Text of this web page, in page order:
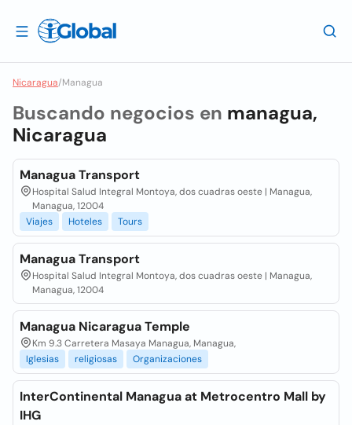
Nicaragua/Managua
Buscando negocios en managua,
Nicaragua
Managua Transport
Hospital Salud Integral Montoya, dos cuadras oeste | Managua,
Managua, 12004
Viajes
Hoteles Tours
Managua Transport
Hospital Salud Integral Montoya, dos cuadras oeste | Managua,
Managua, 12004
Managua Nicaragua Temple
Km 9.3 Carretera Masaya Managua, Managua,
Iglesias
religiosas Organizaciones
InterContinental Managua at Metrocentro Mall by
IHG